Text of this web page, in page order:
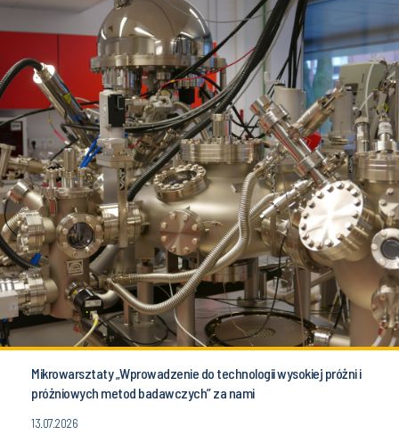
Mikrowarsztaty „Wprowadzenie do technologii wysokiej próżni i
próżniowych metod badawczych” za nami
13.07.2026